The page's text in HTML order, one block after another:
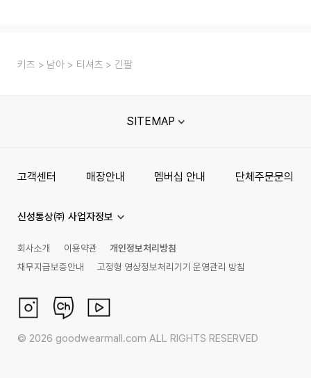
키즈 남아 티셔츠 긴팔
SITEMAP
고객센터 매장안내 멤버십 안내 단체주문문의
신성통상㈜ 사업자정보
회사소개 이용약관
개인정보처리방침
채무지급보증안내
고정형 영상정보처리기기 운영관리 방침
© 2026 goodwearmall.com ALL RIGHTS RESERVED